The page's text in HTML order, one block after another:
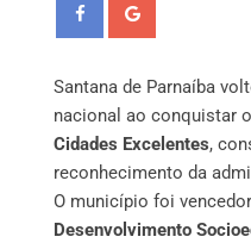
Santana de Parnaíba
nacional ao conquistar o
Cidades Excelentes,
reconhecimento da
O município foi
Desenvolvimento